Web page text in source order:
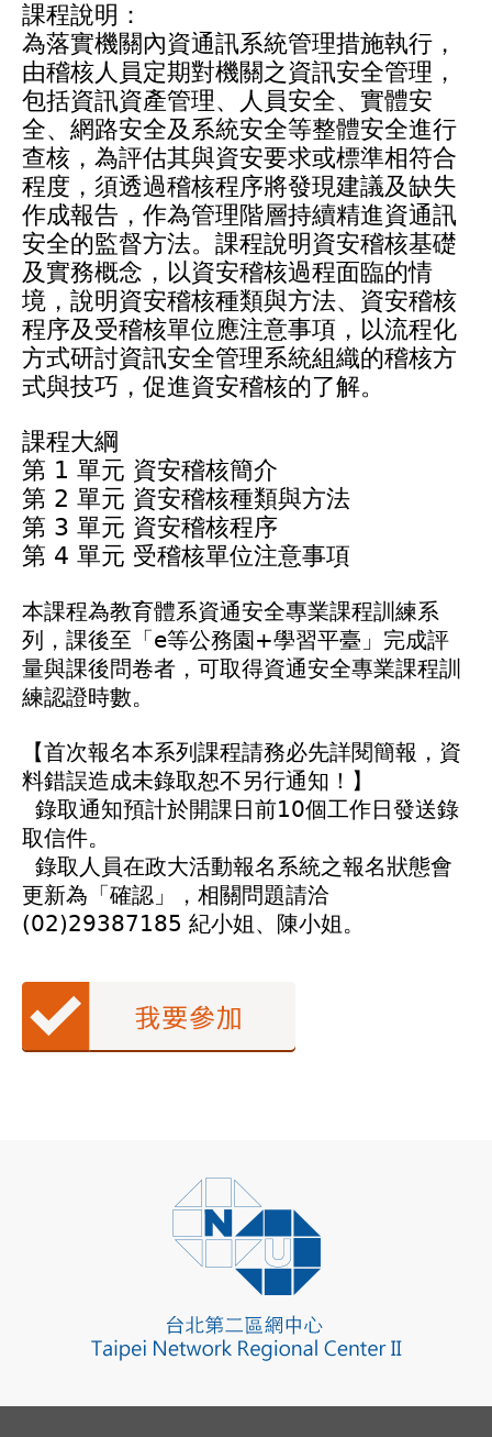
課程說明：
為落實機關內資通訊系統管理措施執行，
由稽核人員定期對機關之資訊安全管理，
包括資訊資產管理、人員安全、實體安
全、網路安全及系統安全等整體安全進行
查核，為評估其與資安要求或標準相符合
程度，須透過稽核程序將發現建議及缺失
作成報告，作為管理階層持續精進資通訊
安全的監督方法。課程說明資安稽核基礎
及實務概念，以資安稽核過程面臨的情
境，說明資安稽核種類與方法、資安稽核
程序及受稽核單位應注意事項，以流程化
方式研討資訊安全管理系統組織的稽核方
式與技巧，促進資安稽核的了解。
課程大綱
第 1 單元 資安稽核簡介
第 2 單元 資安稽核種類與方法
第 3 單元 資安稽核程序
第 4 單元 受稽核單位注意事項
本課程為教育體系資通安全專業課程訓練系
列，課後至「e等公務園+學習平臺」完成評
量與課後問卷者，可取得資通安全專業課程訓
練認證時數。
【首次報名本系列課程請務必先詳閱簡報，資
料錯誤造成未錄取恕不另行通知！】
錄取通知預計於開課日前10個工作日發送錄
取信件。
錄取人員在政大活動報名系統之報名狀態會
更新為「確認」，相關問題請洽
(02)29387185 紀小姐、陳小姐。